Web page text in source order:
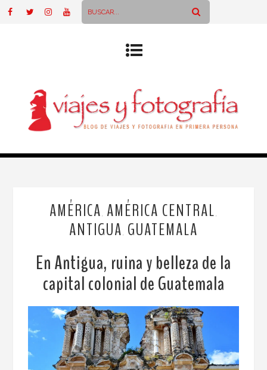
AMÉRICA AMÉRICA CENTRAL
ANTIGUA GUATEMALA
En Antigua, ruina y belleza de la
capital colonial de Guatemala